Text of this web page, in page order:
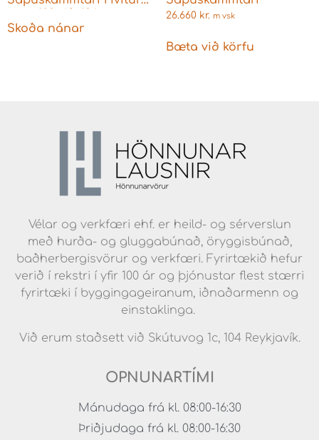
N1939-W
Skoða nánar
26.660 kr. m vsk
Bæta við körfu
Vélar og verkfæri ehf. er heild- og sérverslun
með hurða- og gluggabúnað, öryggisbúnað,
baðherbergisvörur og verkfæri. Fyrirtækið hefur
verið í rekstri í yfir 100 ár og þjónustar flest stærri
fyrirtæki í byggingageiranum, iðnaðarmenn og
einstaklinga.
Við erum staðsett við Skútuvog 1c, 104 Reykjavík.
OPNUNARTÍMI
Mánudaga frá kl. 08:00-16:30
Þriðjudaga frá kl. 08:00-16:30